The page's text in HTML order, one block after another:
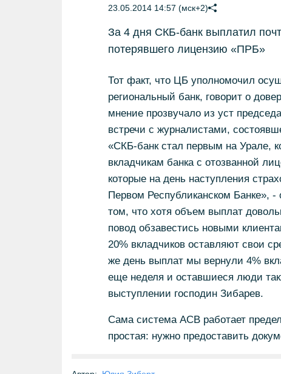
23.05.2014 14:57 (мск+2)
За 4 дня СКБ-банк выплатил
потерявшего лицензию «ПРБ»
Тот факт, что ЦБ уполномочил
региональный банк, говорит о
мнение прозвучало из уст
встречи с журналистами,
«СКБ-банк стал первым на Урале,
вкладчикам банка с отозванной
которые на день наступления
Первом Республиканском Банке»,
том, что хотя объем выплат
повод обзавестись новыми
20% вкладчиков оставляют свои
же день выплат мы вернули 4%
еще неделя и оставшиеся люди
выступлении господин Зибарев.
Сама система АСВ работает
простая: нужно предоставить